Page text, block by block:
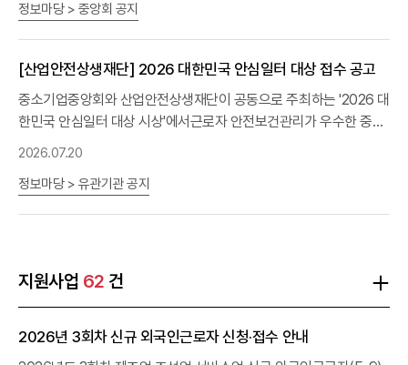
정보마당 > 중앙회 공지
[산업안전상생재단] 2026 대한민국 안심일터 대상 접수 공고
중소기업중앙회와 산업안전상생재단이 공동으로 주최하는 '2026 대
한민국 안심일터 대상 시상'에서근로자 안전보건관리가 우수한 중소
기업과 산업안전/보건분야에 기여한 바가 큰 개인을 선정하여 시상하
안전상생 컨퍼런스- 일시/장소: 2026. 11. 19.(목)/중소기업중앙회
된 업종별 평균매출액 기준(중소기업기본법 시행령 별표 1,3)에 해당
하는 중소기업으로 신청일 현재 설립 후 5년 이상인 사업장개인ㅇ 장
으로 중소기업 안전보건관계자, 재해예방기관 임직원, 노사단체 등
2026.07.20
정보마당 > 유관기관 공지
지원사업 62 건
2026년 3회차 신규 외국인근로자 신청·접수 안내